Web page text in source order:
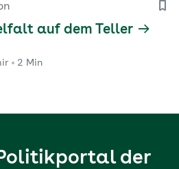
auf dem Teller
2 Min
der